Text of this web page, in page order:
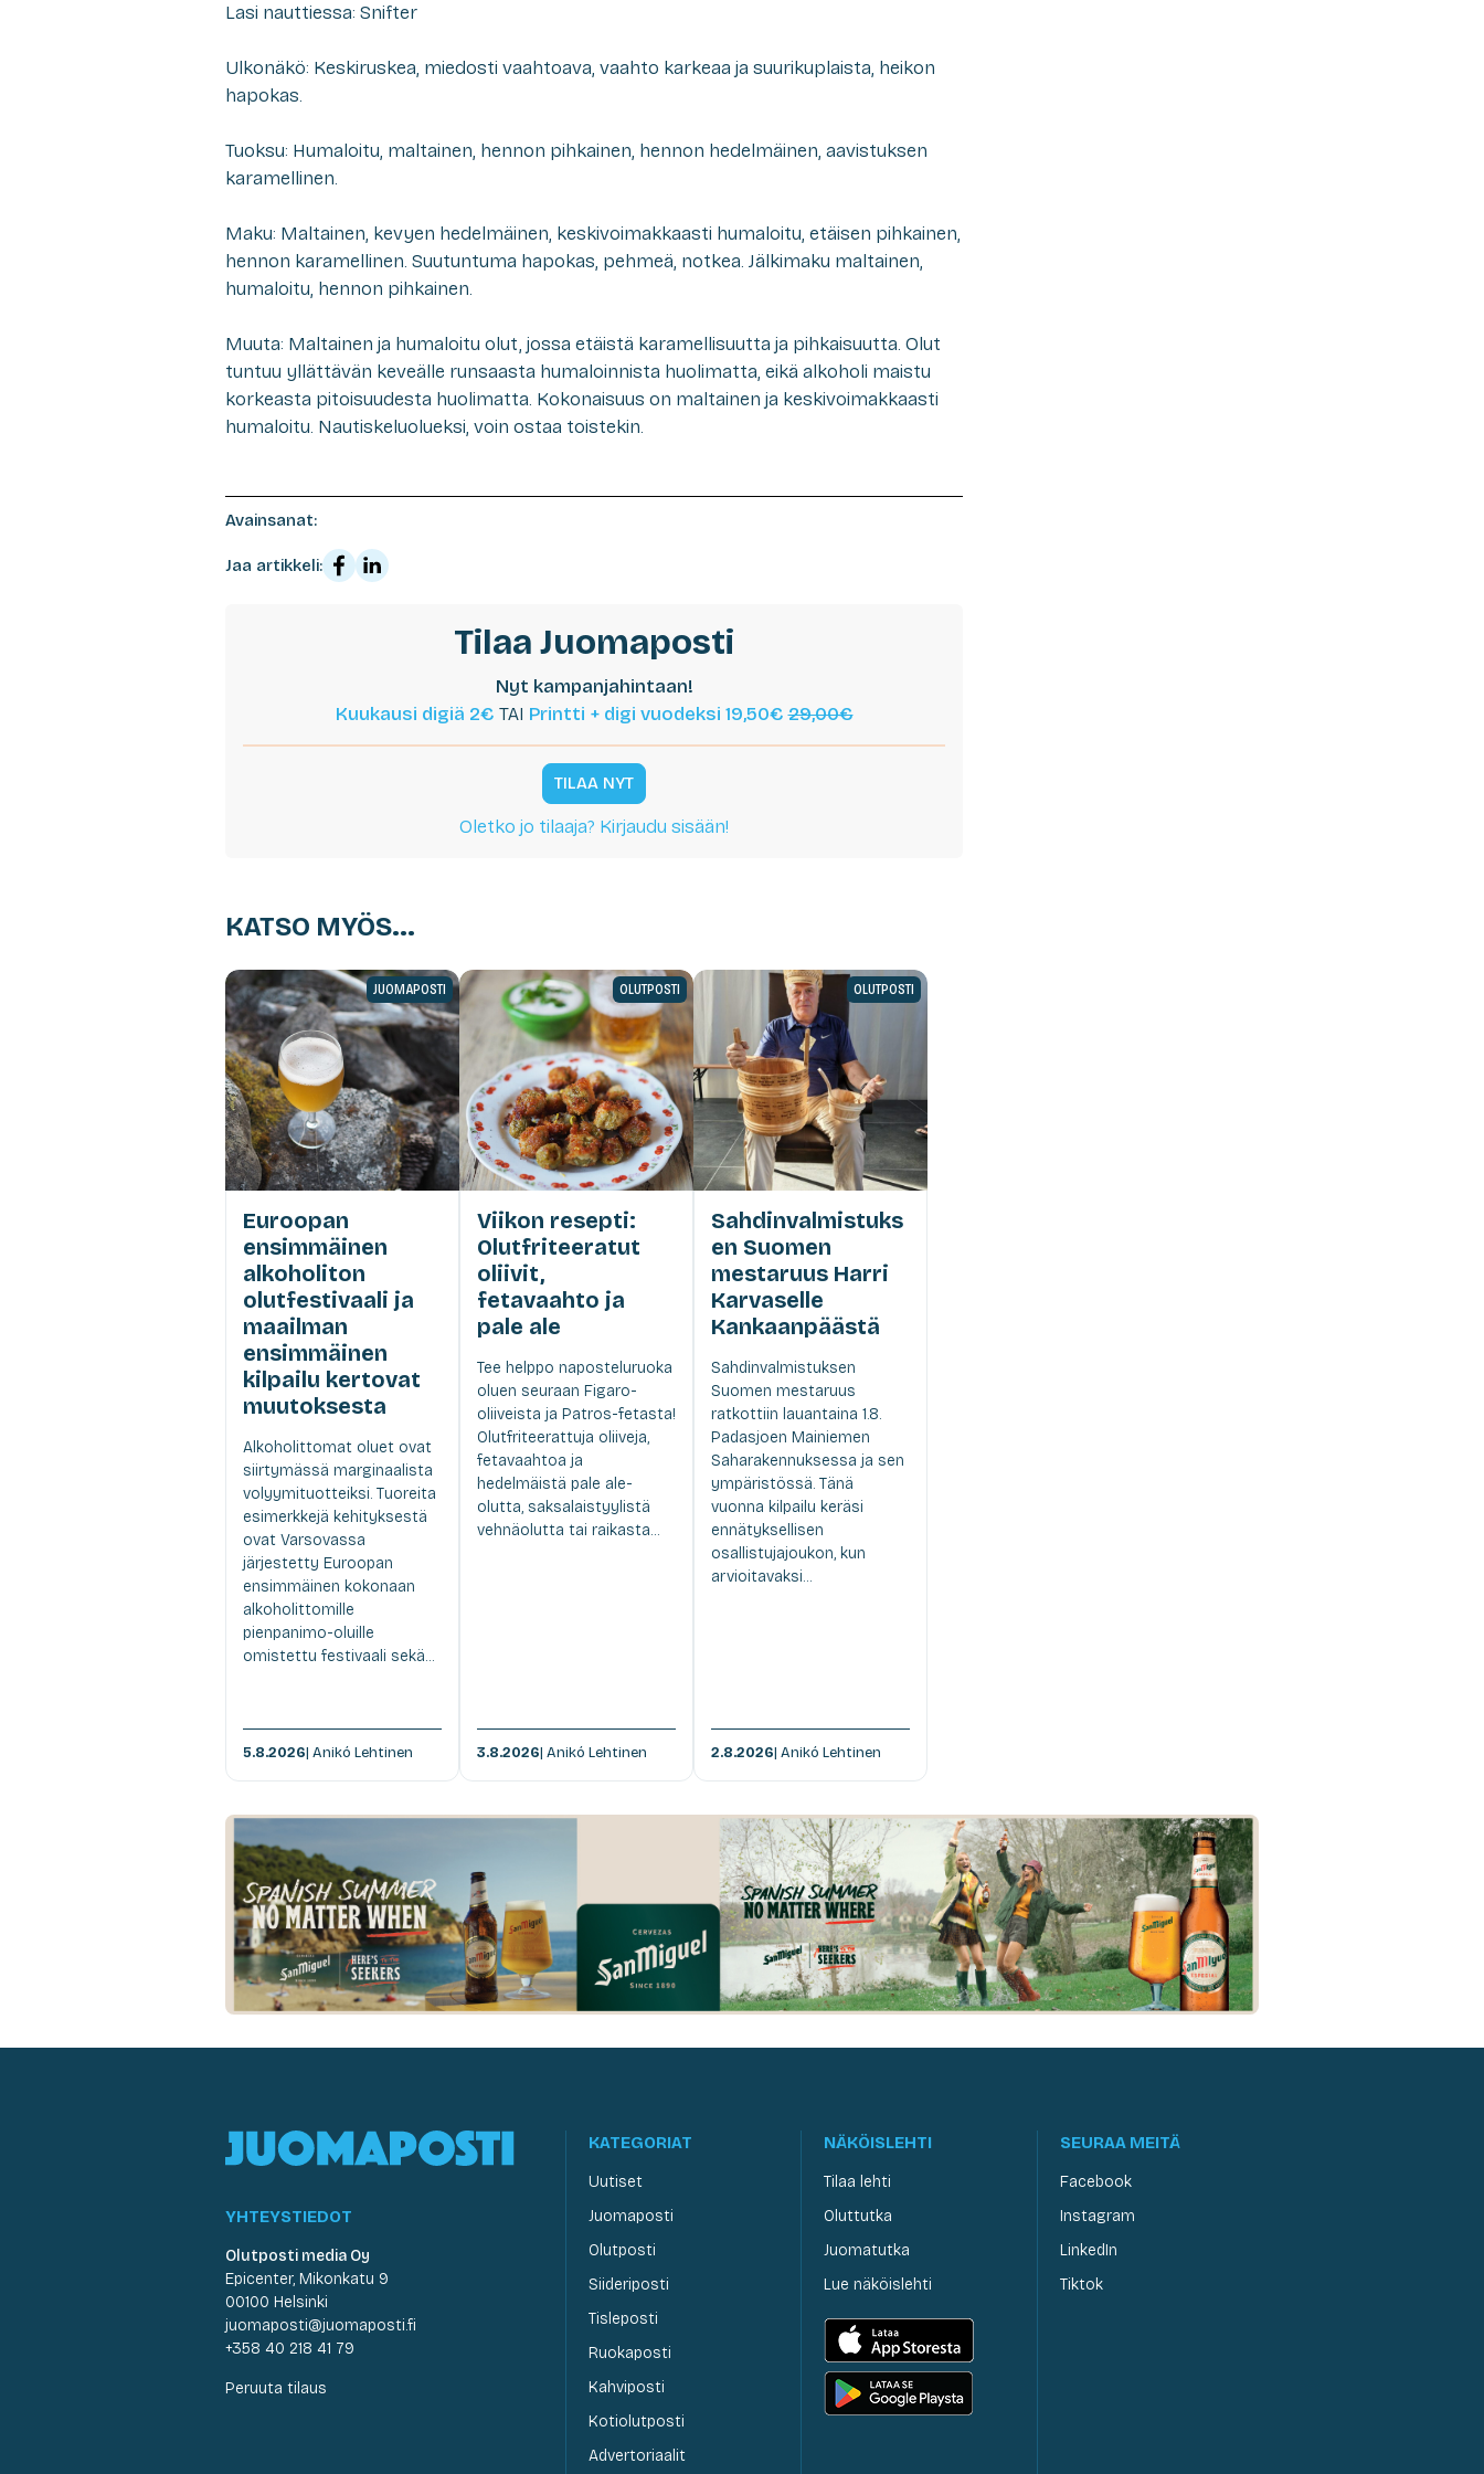
Lasi nauttiessa: Snifter
Ulkonäkö: Keskiruskea, miedosti vaahtoava, vaahto karkeaa ja suurikuplaista, heikon
hapokas.
Tuoksu: Humaloitu, maltainen, hennon pihkainen, hennon hedelmäinen, aavistuksen
karamellinen.
Maku: Maltainen, kevyen hedelmäinen, keskivoimakkaasti humaloitu, etäisen pihkainen,
hennon karamellinen. Suutuntuma hapokas, pehmeä, notkea. Jälkimaku maltainen,
humaloitu, hennon pihkainen.
Muuta: Maltainen ja humaloitu olut, jossa etäistä karamellisuutta ja pihkaisuutta. Olut
tuntuu yllättävän keveälle runsaasta humaloinnista huolimatta, eikä alkoholi maistu
korkeasta pitoisuudesta huolimatta. Kokonaisuus on maltainen ja keskivoimakkaasti
humaloitu. Nautiskeluolueksi, voin ostaa toistekin.
Avainsanat:
Jaa artikkeli:
Tilaa Juomaposti
Nyt kampanjahintaan!
Kuukausi digiä 2€ TAI Printti + digi vuodeksi 19,50€29,00€
TILAA NYT
Oletko jo tilaaja? Kirjaudu sisään!
KATSO MYÖS...
JUOMAPOSTI
Euroopan
ensimmäinen
alkoholiton
olutfestivaali ja
maailman
ensimmäinen
kilpailu kertovat
muutoksesta
Alkoholittomat oluet ovat
siirtymässä marginaalista
volyymituotteiksi. Tuoreita
esimerkkejä kehityksestä
ovat Varsovassa
järjestetty Euroopan
ensimmäinen kokonaan
alkoholittomille
pienpanimo-oluille
omistettu festivaali sekä...
5.8.2026| Anikó Lehtinen
OLUTPOSTI
Viikon resepti:
Olutfriteeratut
oliivit,
fetavaahto ja
pale ale
Tee helppo naposteluruoka
oluen seuraan Figaro-
oliiveista ja Patros-fetasta!
Olutfriteerattuja oliiveja,
fetavaahtoa ja
hedelmäistä pale ale-
olutta, saksalaistyylistä
vehnäolutta tai raikasta...
3.8.2026| Anikó Lehtinen
OLUTPOSTI
Sahdinvalmistuks
en Suomen
mestaruus Harri
Karvaselle
Kankaanpäästä
Sahdinvalmistuksen
Suomen mestaruus
ratkottiin lauantaina 1.8.
Padasjoen Mainiemen
Saharakennuksessa ja sen
ympäristössä. Tänä
vuonna kilpailu keräsi
ennätyksellisen
osallistujajoukon, kun
arvioitavaksi...
2.8.2026| Anikó Lehtinen
YHTEYSTIEDOT
Olutposti media Oy
Epicenter, Mikonkatu 9
00100 Helsinki
juomaposti@juomaposti.fi
+358 40 218 41 79
Peruuta tilaus
KATEGORIAT
Uutiset
Juomaposti
Olutposti
Siideriposti
Tisleposti
Ruokaposti
Kahviposti
Kotiolutposti
Advertoriaalit
NÄKÖISLEHTI
Tilaa lehti
Oluttutka
Juomatutka
Lue näköislehti
SEURAA MEITÄ
Facebook
Instagram
LinkedIn
Tiktok